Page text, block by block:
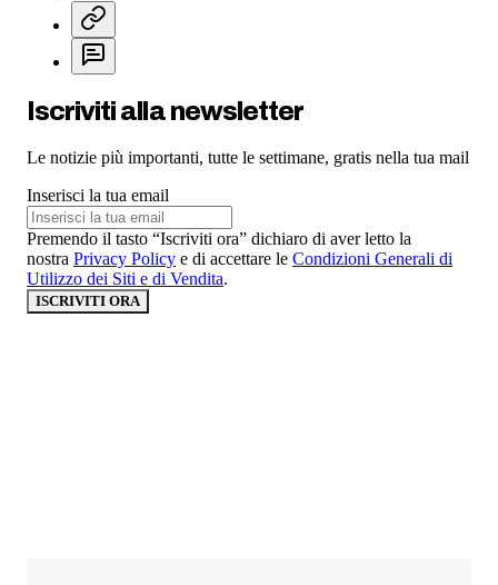
Iscriviti alla newsletter
Le notizie più importanti, tutte le settimane, gratis nella tua mail
Inserisci la tua email
Premendo il tasto “Iscriviti ora” dichiaro di aver letto la
nostra Privacy Policy e di accettare le Condizioni Generali di
Utilizzo dei Siti e di Vendita.
ISCRIVITI ORA